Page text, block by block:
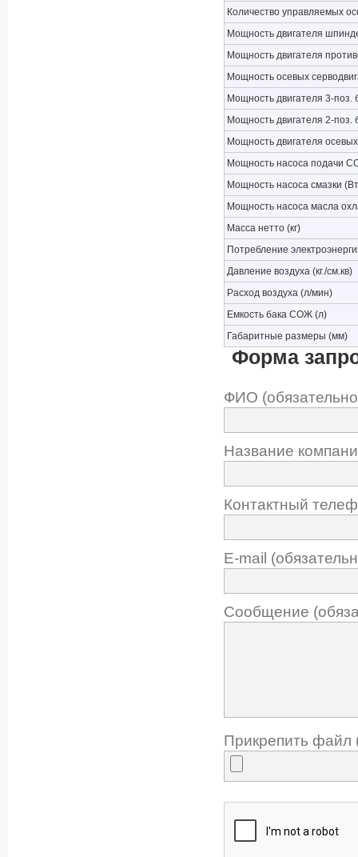
Количество управляемых
Мощность двигателя
Мощность двигателя
Мощность осевых
Мощность двигателя 3-поз.
Мощность двигателя 2-поз.
Мощность двигателя
Мощность насоса подачи
Мощность насоса смазки
Мощность насоса масла
Масса нетто (кг)
Потребление
Давление воздуха (кг./см.кв)
Расход воздуха (л/мин)
Емкость бака СОЖ (л)
Габаритные размеры (мм)
Форма
ФИО
Название
Контактный
E-mail
Сообщение
Прикрепить файл